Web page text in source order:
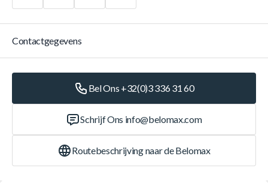
Contactgegevens
Bel Ons +32(0)3 336 31 60
Schrijf Ons info@belomax.com
Routebeschrijving naar de Belomax